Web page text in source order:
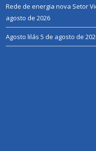
Rede de energia nova Setor
agosto de 2026
Agosto lilás 5 de agosto de